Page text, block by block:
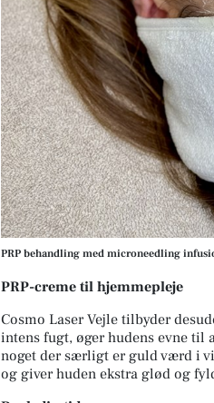
PRP behandling med microneedling
PRP-creme til hjemmepleje
Cosmo Laser Vejle tilbyder
intens fugt, øger hudens evne til
noget der særligt er guld værd i
og giver huden ekstra glød og